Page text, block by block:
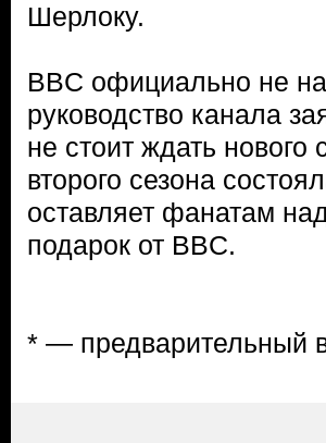
Шерлоку.
BBC официально не
руководство канала
не стоит ждать
второго сезона
оставляет фанатам
подарок от BBC.
* — предварительный